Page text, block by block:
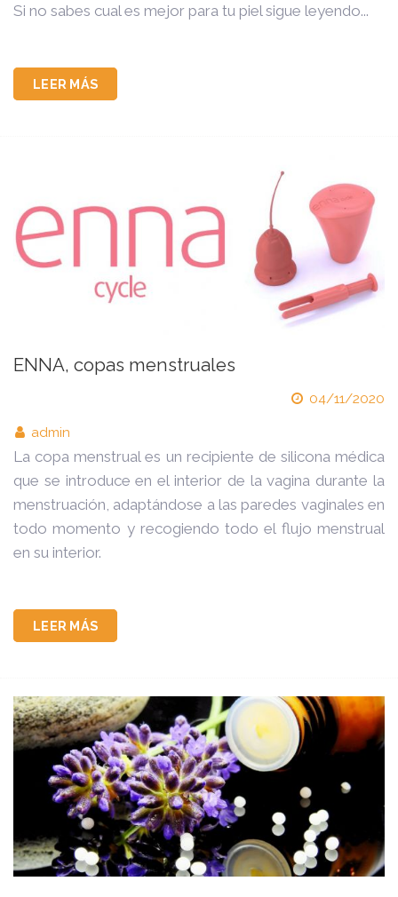
Si no sabes cual es mejor para tu piel sigue leyendo...
LEER MÁS
ENNA, copas menstruales
04/11/2020
admin
La copa menstrual es un recipiente de silicona médica
que se introduce en el interior de la vagina durante la
menstruación, adaptándose a las paredes vaginales en
todo momento y recogiendo todo el flujo menstrual
en su interior.
LEER MÁS